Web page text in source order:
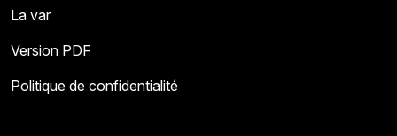
La var
Version PDF
Politique de confidentialité